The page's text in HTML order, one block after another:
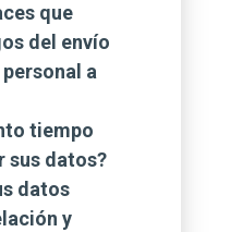
que
del envío
a
tiempo
sus datos?
datos
y